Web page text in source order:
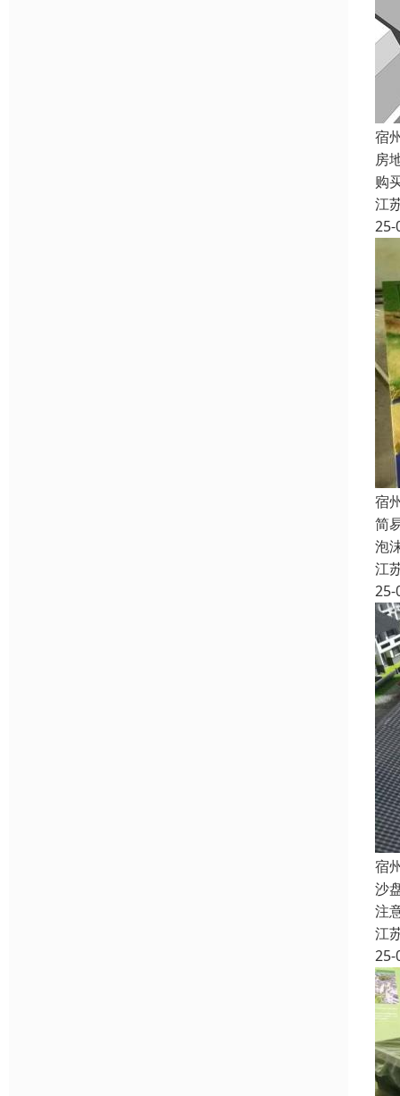
宿
房
购
江
25-
宿
简
泡
江
25-
宿
沙
注
江
25-